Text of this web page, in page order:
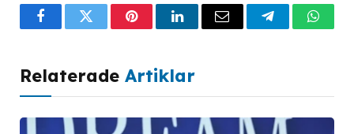
FacebookTwitterPinterestLinkedInEmail Telegram
Relaterade Artiklar